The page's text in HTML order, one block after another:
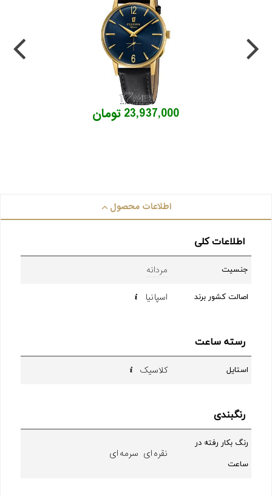
23,937,000 تومان
اطلاعات محصول
اطلاعات کلی
جنسیت مردانه
اصالت کشور برند اسپانیا
رسته ساعت
استایل کلاسیک
رنگبندی
رنگ بکار رفته در
ساعت
نقره ای سرمه ای